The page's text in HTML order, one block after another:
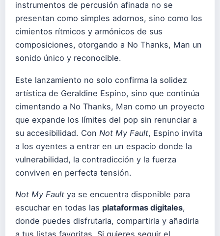
instrumentos de percusión afinada no se
presentan como simples adornos, sino como los
cimientos rítmicos y armónicos de sus
composiciones, otorgando a No Thanks, Man un
sonido único y reconocible.
Este lanzamiento no solo confirma la solidez
artística de Geraldine Espino, sino que continúa
cimentando a No Thanks, Man como un proyecto
que expande los límites del pop sin renunciar a
su accesibilidad. Con Not My Fault, Espino invita
a los oyentes a entrar en un espacio donde la
vulnerabilidad, la contradicción y la fuerza
conviven en perfecta tensión.
Not My Fault ya se encuentra disponible para
escuchar en todas las plataformas digitales,
donde puedes disfrutarla, compartirla y añadirla
a tus listas favoritas. Si quieres seguir el